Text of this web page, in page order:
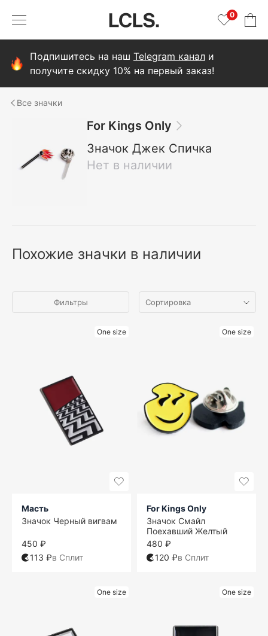
0
Подпишитесь на наш Telegram канал и
получите скидку 10% на первый заказ!
значки
For Kings Only
Значок Джек Спичка
Нет в наличии
Похожие значки в наличии
Фильтры
One size
Масть
Значок Черный вигвам
450 ₽
113 ₽в Сплит
One size
For Kings Only
Значок Смайл
Поехавший Желтый
480 ₽
120 ₽в Сплит
One size One size